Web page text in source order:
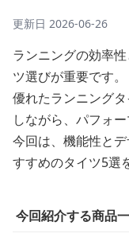
更新日 2026-06-26
ランニングの効率
ツ選びが重要です。
優れたランニング
しながら、パフォ
今回は、機能性と
すすめのタイツ5選
今回紹介する商品